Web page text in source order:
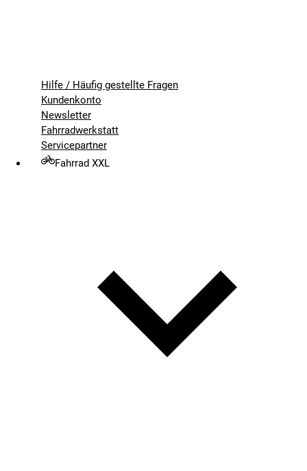
Hilfe / Häufig gestellte Fragen
Kundenkonto
Newsletter
Fahrradwerkstatt
Servicepartner
Fahrrad XXL